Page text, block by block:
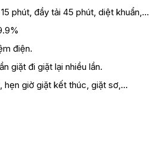
phút, đầy tải 45 phút, diệt khuẩn,...
điện.
giặt đi giặt lại nhiều lần.
hẹn giờ giặt kết thúc, giặt sơ,...